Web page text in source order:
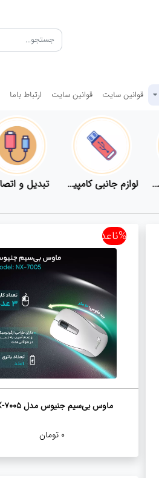
قوانین سایت قوانین سایت ارتباط باما
لوازم جانبی موبایل شبکه
%ناعدد
ماوس بی‌سیم جنیوس مدل NX-7005
0 تومان